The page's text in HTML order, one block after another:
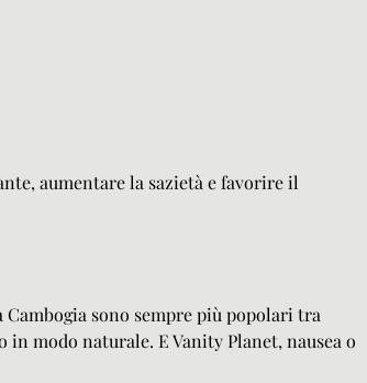
sono sempre più popolari tra
modo naturale. E Vanity Planet, nausea o